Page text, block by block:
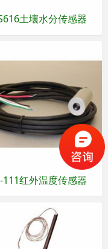
土壤水分传感器
111红外温度传感器